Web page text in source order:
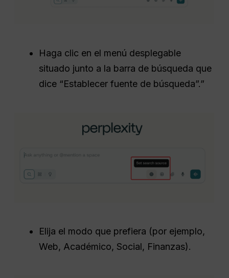
Haga clic en el menú desplegable
situado junto a la barra de búsqueda que
dice “Establecer fuente de búsqueda”.”
Elija el modo que prefiera (por ejemplo,
Web, Académico, Social, Finanzas).